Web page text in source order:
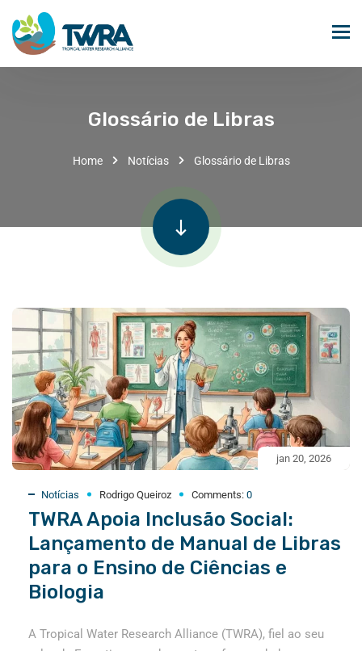
Glossário de Libras
Home Notícias Glossário de Libras
jan 20, 2026
Notícias Rodrigo Queiroz Comments: 0
TWRA Apoia Inclusão Social:
Lançamento de Manual de Libras
para o Ensino de Ciências e
Biologia
A Tropical Water Research Alliance (TWRA), fiel ao seu